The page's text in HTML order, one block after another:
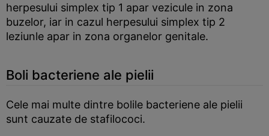
herpesului simplex tip 1 apar vezicule in zona
buzelor, iar in cazul herpesului simplex tip 2
leziunle apar in zona organelor genitale.
Boli bacteriene ale pielii
Cele mai multe dintre bolile bacteriene ale pielii
sunt cauzate de stafilococi.